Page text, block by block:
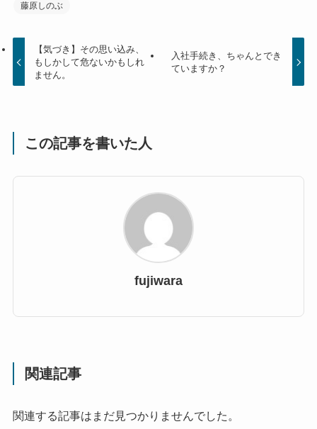
藤原しのぶ
【気づき】その思い込み、
もしかして危ないかもしれ
ません。
入社手続き、ちゃんとでき
ていますか？
この記事を書いた人
fujiwara
関連記事
関連する記事はまだ見つかりませんでした。